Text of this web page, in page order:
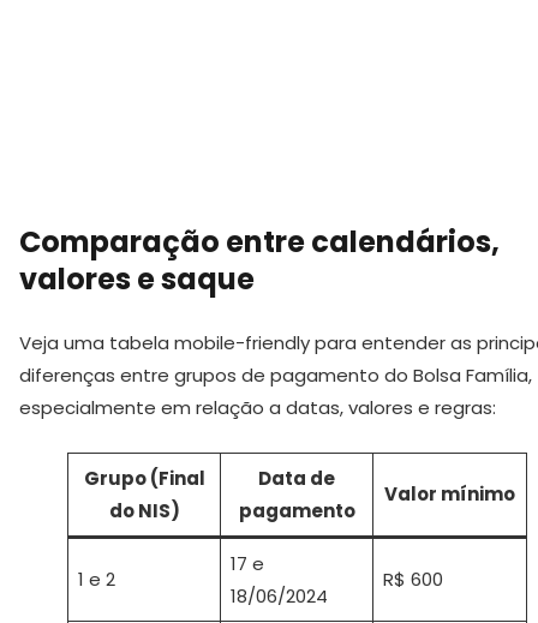
Comparação entre calendários,
valores e saque
Veja uma tabela mobile-friendly para entender as
diferenças entre grupos de pagamento do Bolsa Família,
especialmente em relação a datas, valores e regras:
Grupo (Final
do NIS)
Data de
pagamento
Valor mínimo
1 e 2
17 e
18/06/2024
R$ 600